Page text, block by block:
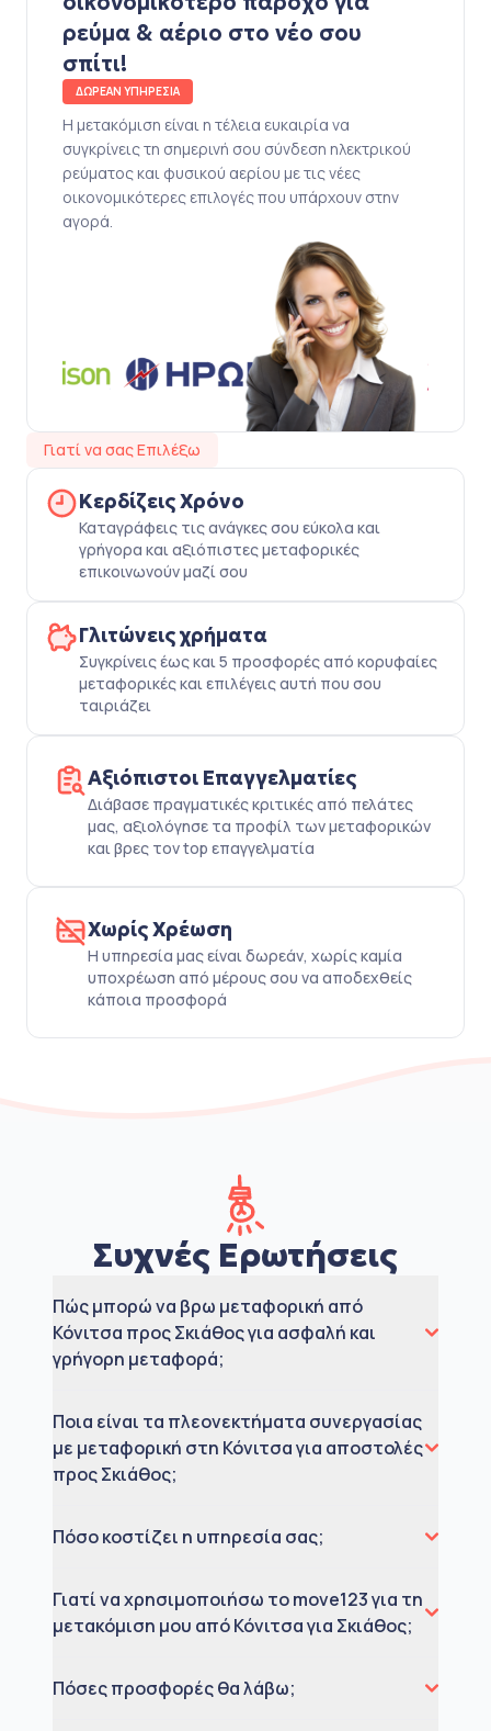
ρεύμα & αέριο στο νέο σου
σπίτι!
ΔΩΡΕΑΝ ΥΠΗΡΕΣΙΑ
Η μετακόμιση είναι η τέλεια ευκαιρία να
συγκρίνεις τη σημερινή σου σύνδεση ηλεκτρικού
ρεύματος και φυσικού αερίου με τις νέες
οικονομικότερες επιλογές που υπάρχουν στην
αγορά.
Γιατί να σας Επιλέξω
Κερδίζεις Χρόνο
Καταγράφεις τις ανάγκες σου εύκολα και
γρήγορα και αξιόπιστες μεταφορικές
επικοινωνούν μαζί σου
Γλιτώνεις χρήματα
Συγκρίνεις έως και 5 προσφορές από κορυφαίες
μεταφορικές και επιλέγεις αυτή που σου
ταιριάζει
Αξιόπιστοι Επαγγελματίες
Διάβασε πραγματικές κριτικές από πελάτες
μας, αξιολόγησε τα προφίλ των μεταφορικών
και βρες τον top επαγγελματία
Χωρίς Χρέωση
Η υπηρεσία μας είναι δωρεάν, χωρίς καμία
υποχρέωση από μέρους σου να αποδεχθείς
κάποια προσφορά
Συχνές Ερωτήσεις
Πώς μπορώ να βρω μεταφορική από
Κόνιτσα προς Σκιάθος για ασφαλή και
γρήγορη μεταφορά;
Ποια είναι τα πλεονεκτήματα συνεργασίας
με μεταφορική στη Κόνιτσα για αποστολές
προς Σκιάθος;
Πόσο κοστίζει η υπηρεσία σας;
Γιατί να χρησιμοποιήσω το move123 για τη
μετακόμιση μου από Κόνιτσα για Σκιάθος;
Πόσες προσφορές θα λάβω;